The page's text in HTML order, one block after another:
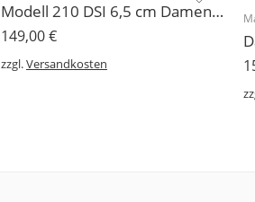
Modell 210 DSI 6,5 cm Damen Tanzschuh Standard Modell Paris
149,00€
zzgl.Versandkosten